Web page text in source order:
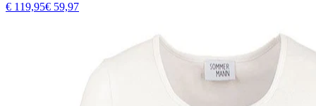
€ 119,95€ 59,97